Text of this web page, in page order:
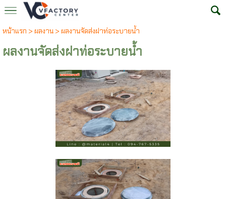
หน้าแรก > ผลงาน> ผลงานจัดส่งฝาท่อระบายน้ำ
ผลงานจัดส่งฝาท่อระบายน้ำ